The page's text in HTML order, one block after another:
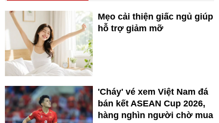
Mẹo cải thiện giấc ngủ giúp
hỗ trợ giảm mỡ
'Cháy' vé xem Việt Nam đá
bán kết ASEAN Cup 2026,
hàng nghìn người chờ mua